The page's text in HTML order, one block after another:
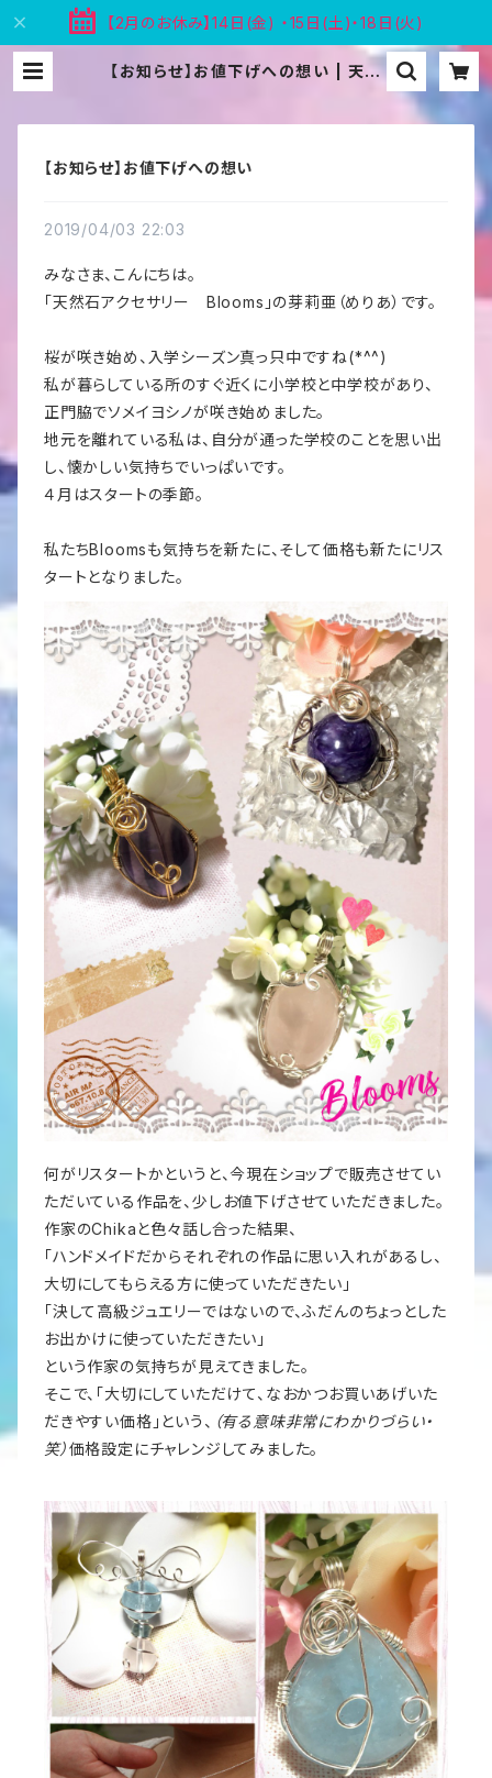
【2月のお休み】14日(金) ・15日(土)・18日(火)
【お知らせ】お値下げへの想い | 天然
【お知らせ】お値下げへの想い
2019/04/03 22:03
みなさま、こんにちは。
「天然石アクセサリー Blooms」の芽莉亜（めりあ）です。
桜が咲き始め、入学シーズン真っ只中ですね(*^^)
私が暮らしている所のすぐ近くに小学校と中学校があり、
正門脇でソメイヨシノが咲き始めました。
地元を離れている私は、自分が通った学校のことを思い出
し、懐かしい気持ちでいっぱいです。
４月はスタートの季節。
私たちBloomsも気持ちを新たに、そして価格も新たにリス
タートとなりました。
何がリスタートかというと、今現在ショップで販売させてい
ただいている作品を、少しお値下げさせていただきました。
作家のChikaと色々話し合った結果、
「ハンドメイドだからそれぞれの作品に思い入れがあるし、
大切にしてもらえる方に使っていただきたい」
「決して高級ジュエリーではないので、ふだんのちょっとした
お出かけに使っていただきたい」
という作家の気持ちが見えてきました。
そこで、「大切にしていただけて、なおかつお買いあげいた
だきやすい価格」という、 （有る意味非常にわかりづらい・
笑）価格設定にチャレンジしてみました。